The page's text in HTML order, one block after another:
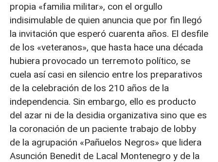
propia «familia militar», con el orgullo
indisimulable de quien anuncia que por fin llegó
la invitación que esperó cuarenta años. El desfile
de los «veteranos», que hasta hace una década
hubiera provocado un terremoto político, se
cuela así casi en silencio entre los preparativos
de la celebración de los 210 años de la
independencia. Sin embargo, ello es producto
del azar ni de la desidia organizativa sino que es
la coronación de un paciente trabajo de lobby
de la agrupación «Pañuelos Negros» que lidera
Asunción Benedit de Lacal Montenegro y de la